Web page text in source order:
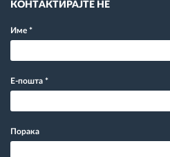
КОНТАКТИРАЈТЕ НЕ
Име *
Е-пошта *
Порака